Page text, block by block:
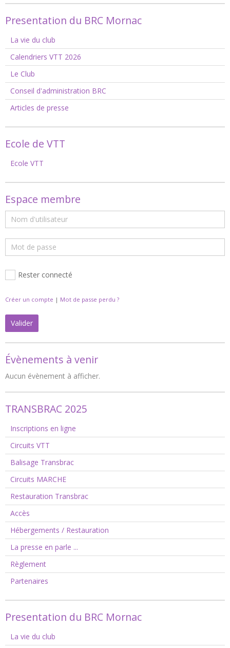
Presentation du BRC Mornac
La vie du club
Calendriers VTT 2026
Le Club
Conseil d'administration BRC
Articles de presse
Ecole de VTT
Ecole VTT
Espace membre
Rester connecté
Créer un compte | Mot de passe perdu ?
Valider
Évènements à venir
Aucun évènement à afficher.
TRANSBRAC 2025
Inscriptions en ligne
Circuits VTT
Balisage Transbrac
Circuits MARCHE
Restauration Transbrac
Accès
Hébergements / Restauration
La presse en parle ...
Règlement
Partenaires
Presentation du BRC Mornac
La vie du club